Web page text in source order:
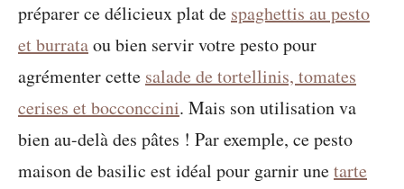
préparer ce délicieux plat de spaghettis au pesto
et burrataou bien servir votre pesto pour
agrémenter cette salade de tortellinis, tomates
cerises et bocconccini. Mais son utilisation va
bien au-delà des pâtes ! Par exemple, ce pesto
maison de basilic est idéal pour garnir unetarte